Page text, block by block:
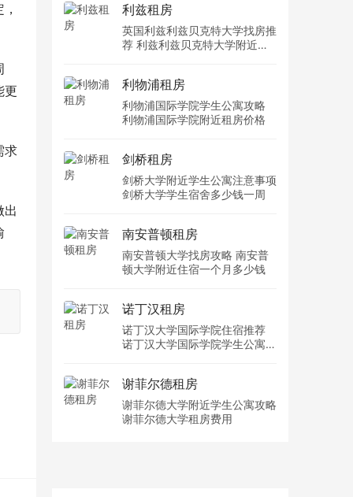
更
求
出
利兹租房
英国利兹利兹贝克特大学找房推
荐 利兹利兹贝克特大学附近住
利物浦租房
利物浦国际学院学生公寓攻略
利物浦国际学院附近租房价格
剑桥租房
剑桥大学附近学生公寓注意事项
剑桥大学学生宿舍多少钱一周
南安普顿租房
南安普顿大学找房攻略 南安普
顿大学附近住宿一个月多少钱
诺丁汉租房
诺丁汉大学国际学院住宿推荐
诺丁汉大学国际学院学生公寓多
谢菲尔德租房
谢菲尔德大学附近学生公寓攻略
谢菲尔德大学租房费用